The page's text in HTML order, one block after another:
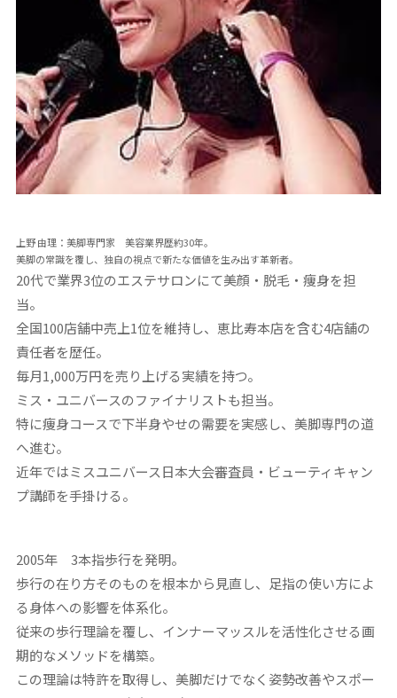
上野 由理：美脚専門家 美容業界歴約30年。
美脚の常識を覆し、独自の視点で新たな価値を生み出す革新者。
20代で業界3位のエステサロンにて美顔・脱毛・痩身を担
当。
全国100店舗中売上1位を維持し、恵比寿本店を含む4店舗の
責任者を歴任。
毎月1,000万円を売り上げる実績を持つ。
ミス・ユニバースのファイナリストも担当。
特に痩身コースで下半身やせの需要を実感し、美脚専門の道
へ進む。
近年ではミスユニバース日本大会審査員・ビューティキャン
プ講師を手掛ける。
2005年 3本指歩行を発明。
歩行の在り方そのものを根本から見直し、足指の使い方によ
る身体への影響を体系化。
従来の歩行理論を覆し、インナーマッスルを活性化させる画
期的なメソッドを構築。
この理論は特許を取得し、美脚だけでなく姿勢改善やスポー